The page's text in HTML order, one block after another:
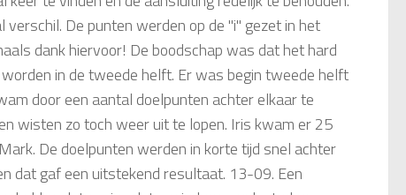
De punten werden op de "i" gezet in het
dank hiervoor! De boodschap was dat het hard
in de tweede helft. Er was begin tweede helft
door een aantal doelpunten achter elkaar te
wisten zo toch weer uit te lopen. Iris kwam er 25
De doelpunten werden in korte tijd snel achter
dat gaf een uitstekend resultaat. 13-09. Een